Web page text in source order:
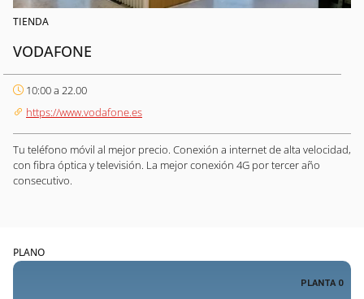
TIENDA
VODAFONE
10:00 a 22.00
https://www.vodafone.es
Tu teléfono móvil al mejor precio. Conexión a internet de alta velocidad,
con fibra óptica y televisión. La mejor conexión 4G por tercer año
consecutivo.
PLANO